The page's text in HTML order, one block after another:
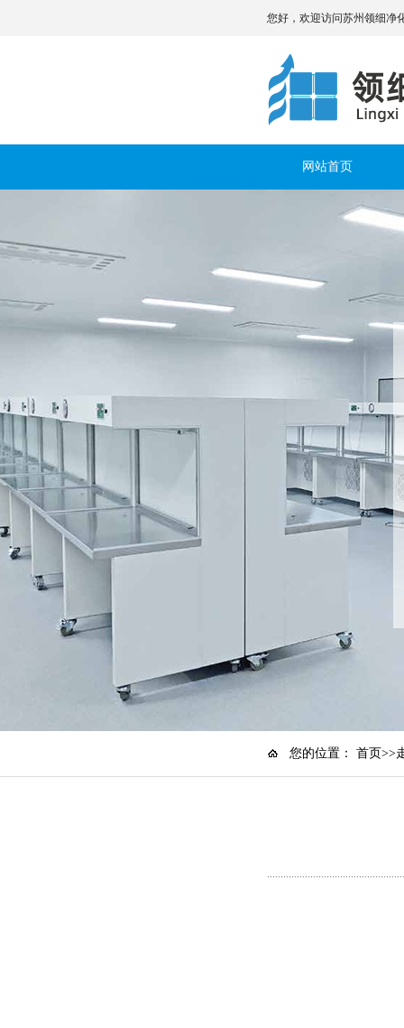
您好，欢迎访问苏州领细净
网站首页
您的位置： 首页>>